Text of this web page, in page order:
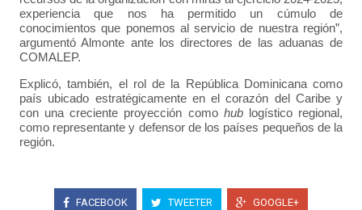
experiencia que nos ha permitido un cúmulo de
conocimientos que ponemos al servicio de nuestra región”,
argumentó Almonte ante los directores de las aduanas de
COMALEP.
Explicó, también, el rol de la República Dominicana como
país ubicado estratégicamente en el corazón del Caribe y
con una creciente proyección como hublogístico regional,
como representante y defensor de los países pequeños de la
región.
FACEBOOK TWEETER GOOGLE+